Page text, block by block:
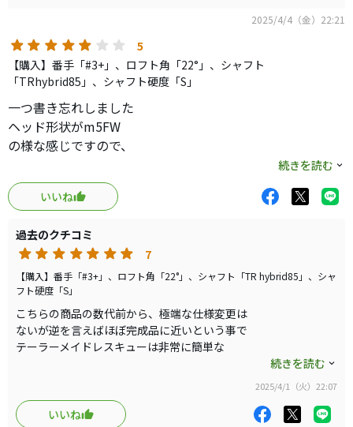
表記は先中調子だが、手元側にもしなり感を感じる。
重さはあるが、全体的に柔らかく万能で、高く上がるのに
そんなに捕まらない。ユーティリティ用のスチールとして
は、使いやすいシャフトだと思う。
カーボンシャフトで左に巻いて困ってる人には、一度試し
て欲しい。
・弾道
弾道の質は素晴らしい。スチールなのに打ち出しから速
く、高く上がって右に切れていく。先が鋭く動かないの
で、左を怖がらず、自信を持って振っていける。パワーフェ
ードっぽい弾道が打ちやすい。
打感はあまりよろしくない。弾き感が強く、少し安っぽ
い。音の反響感とかは、Qi10の方が質が良かったと思う。
飛距離性能などはほぼ変わらない。ヘッドとしての性能は
もう限界点だと思うので、カチャカチャが不要であれば、
マークダウンしてるQi10を薦める。
カチャカチャがついたり、ハイロフトが追加されたり、進
化した…というより、幅が広がったのが、今回のQi35レス
キューだと思う。
定価が高い分、値引き後の価格も安くなりません。
しかし値段が高くても購入して良かったと思える商品で
す。
2025/4/4（金）22:21
5
【購入】番手「#3+」、ロフト角「22°」、シャフト
「TRhybrid85」、シャフト硬度「S」
一つ書き忘れしました
ヘッド形状がm5FW
の様な感じですので、
です。
打感も良いです。
してましたので、
問題はないですが
弾道も強く、
コントロールもしやすい
ユーティリティです。
続きを読む
いいね
過去のクチコミ
7
【購入】番手「#3+」、ロフト角「22°」、シャフト「TR hybrid85」、シャ
フト硬度「S」
こちらの商品の数代前から、極端な仕様変更は
ないが逆を言えばほぼ完成品に近いという事で
テーラーメイドレスキューは非常に簡単な
安心して使えるくらい優しく操作性も良く
扱いやすいハイブリットです。
続きを読む
2025/4/1（火）22:07
いいね